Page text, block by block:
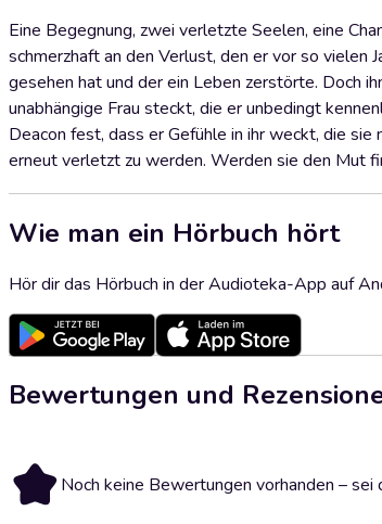
Eine Begegnung, zwei verletzte Seelen, eine
schmerzhaft an den Verlust, den er vor so vielen
gesehen hat und der ein Leben zerstörte. Doch
unabhängige Frau steckt, die er unbedingt
Deacon fest, dass er Gefühle in ihr weckt, die
erneut verletzt zu werden. Werden sie den Mut
Wie man ein Hörbuch hört
Hör dir das Hörbuch in der Audioteka-App auf
Bewertungen und
Noch keine Bewertungen vorhanden – sei